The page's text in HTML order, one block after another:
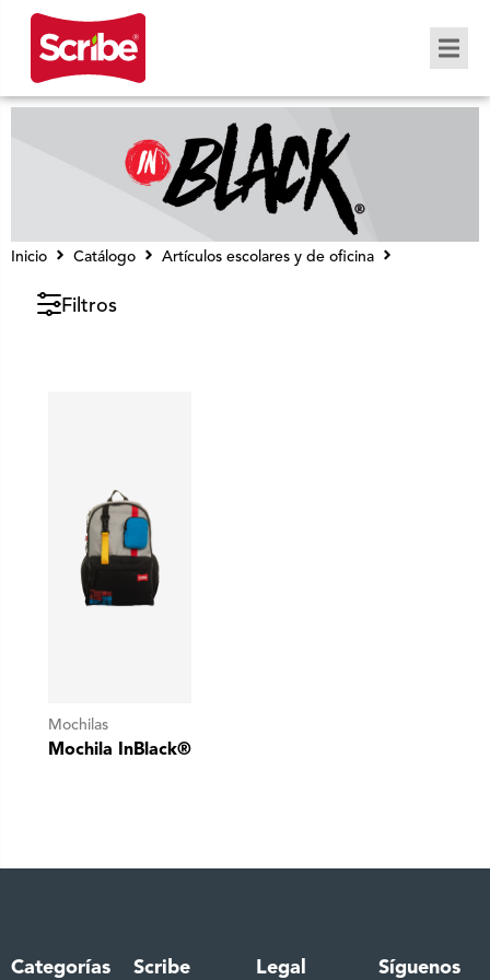
Inicio Catálogo Artículos escolares y de oficina
Filtros
Mochilas
Mochila InBlack®
Categorías Scribe Legal
Síguenos